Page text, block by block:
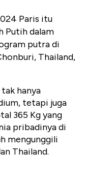
Paris itu
Putih dalam
putra di
Thailand,
hanya
tetapi juga
365 Kg yang
pribadinya di
mengunggili
Thailand.